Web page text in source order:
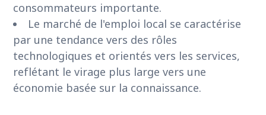
consommateurs importante.
Le marché de l'emploi local se caractérise
par une tendance vers des rôles
technologiques et orientés vers les services,
reflétant le virage plus large vers une
économie basée sur la connaissance.